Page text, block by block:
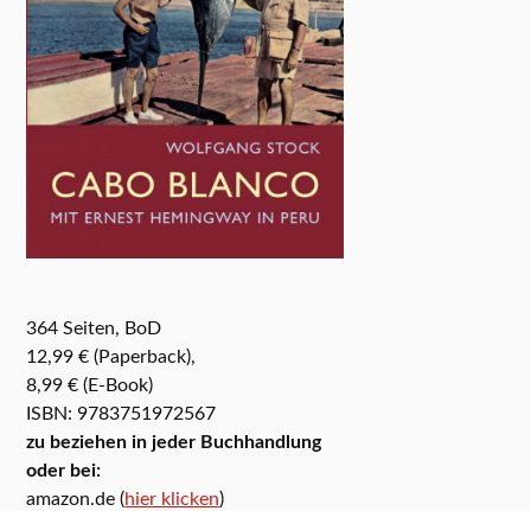
364 Seiten, BoD
12,99 € (Paperback),
8,99 € (E-Book)
ISBN: 9783751972567
zu beziehen in jeder Buchhandlung
oder bei:
amazon.de (hier klicken)